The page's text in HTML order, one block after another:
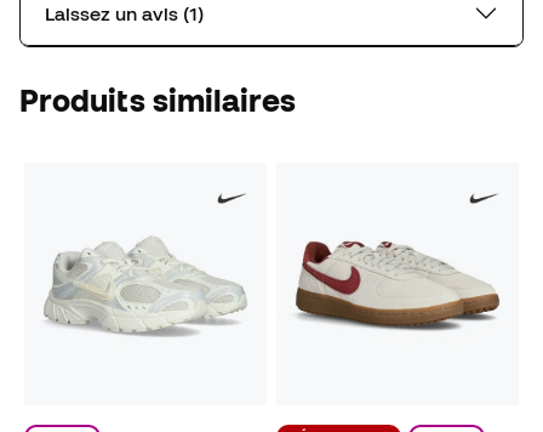
Laissez un avis (1)
Produits similaires